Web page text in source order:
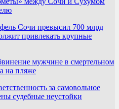
Сочи превысил 700 млрд
привлекать крупные
мужчине в смертельном
на пляже
за самовольное
судебные неустойки